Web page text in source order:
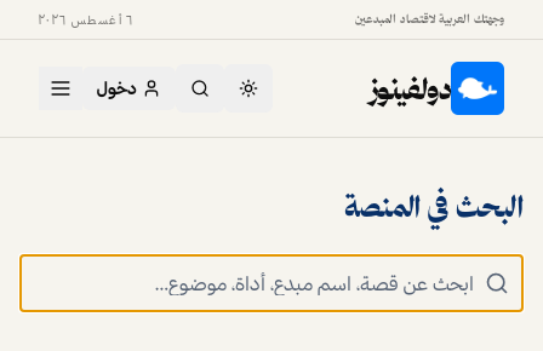
وجهتك العربية لاقتصاد المبدعين ٦ أغسطس ٢٠٢٦
دولفينوز دخول
البحث في المنصة